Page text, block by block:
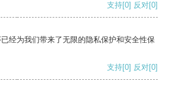
支持[0] 反对[0]
经为我们带来了无限的隐私保护和安全性保
支持[0] 反对[0]